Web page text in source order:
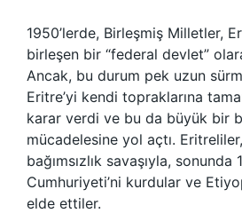
1950’lerde, Birleşmiş Milletler,
birleşen bir “federal devlet”
Ancak, bu durum pek uzun
Eritre’yi kendi topraklarına
karar verdi ve bu da büyük bir
mücadelesine yol açtı.
bağımsızlık savaşıyla, sonunda
Cumhuriyeti’ni kurdular ve
elde ettiler.